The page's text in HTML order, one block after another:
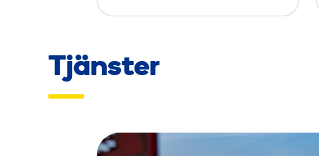
-
l
Tjänster